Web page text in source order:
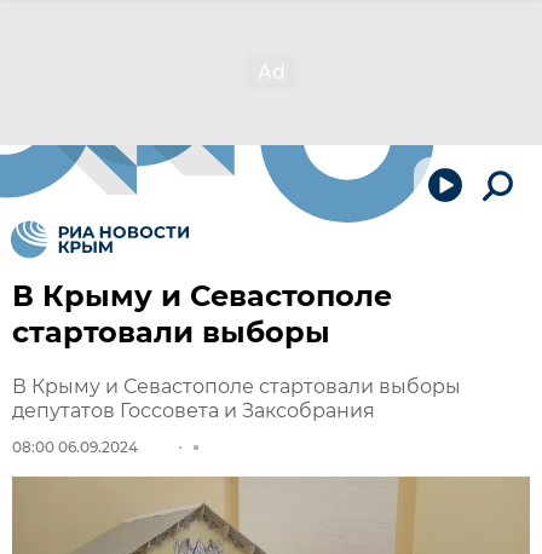
В Крыму и Севастополе
стартовали выборы
В Крыму и Севастополе стартовали выборы
депутатов Госсовета и Заксобрания
08:00 06.09.2024